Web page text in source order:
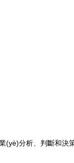
(yè)分析、判斷和決